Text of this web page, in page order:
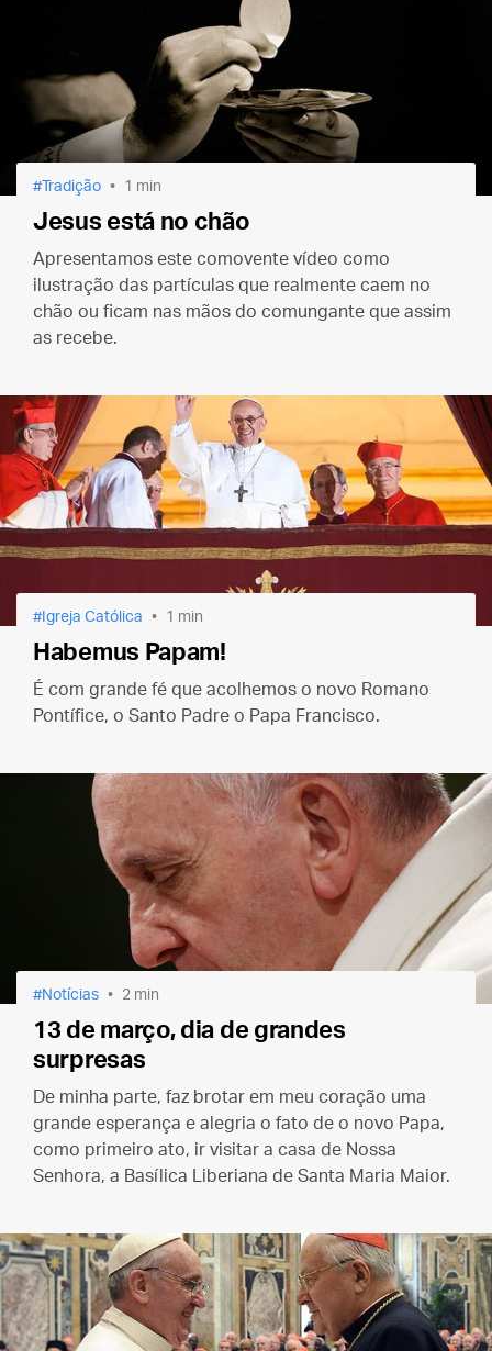
Tradição 1 min
Jesus está no chão
Apresentamos este comovente vídeo como
ilustração das partículas que realmente caem no
chão ou ficam nas mãos do comungante que assim
as recebe.
Igreja Católica 1 min
Habemus Papam!
É com grande fé que acolhemos o novo Romano
Pontífice, o Santo Padre o Papa Francisco.
Notícias 2 min
13 de março, dia de grandes
surpresas
De minha parte, faz brotar em meu coração uma
grande esperança e alegria o fato de o novo Papa,
como primeiro ato, ir visitar a casa de Nossa
Senhora, a Basílica Liberiana de Santa Maria Maior.